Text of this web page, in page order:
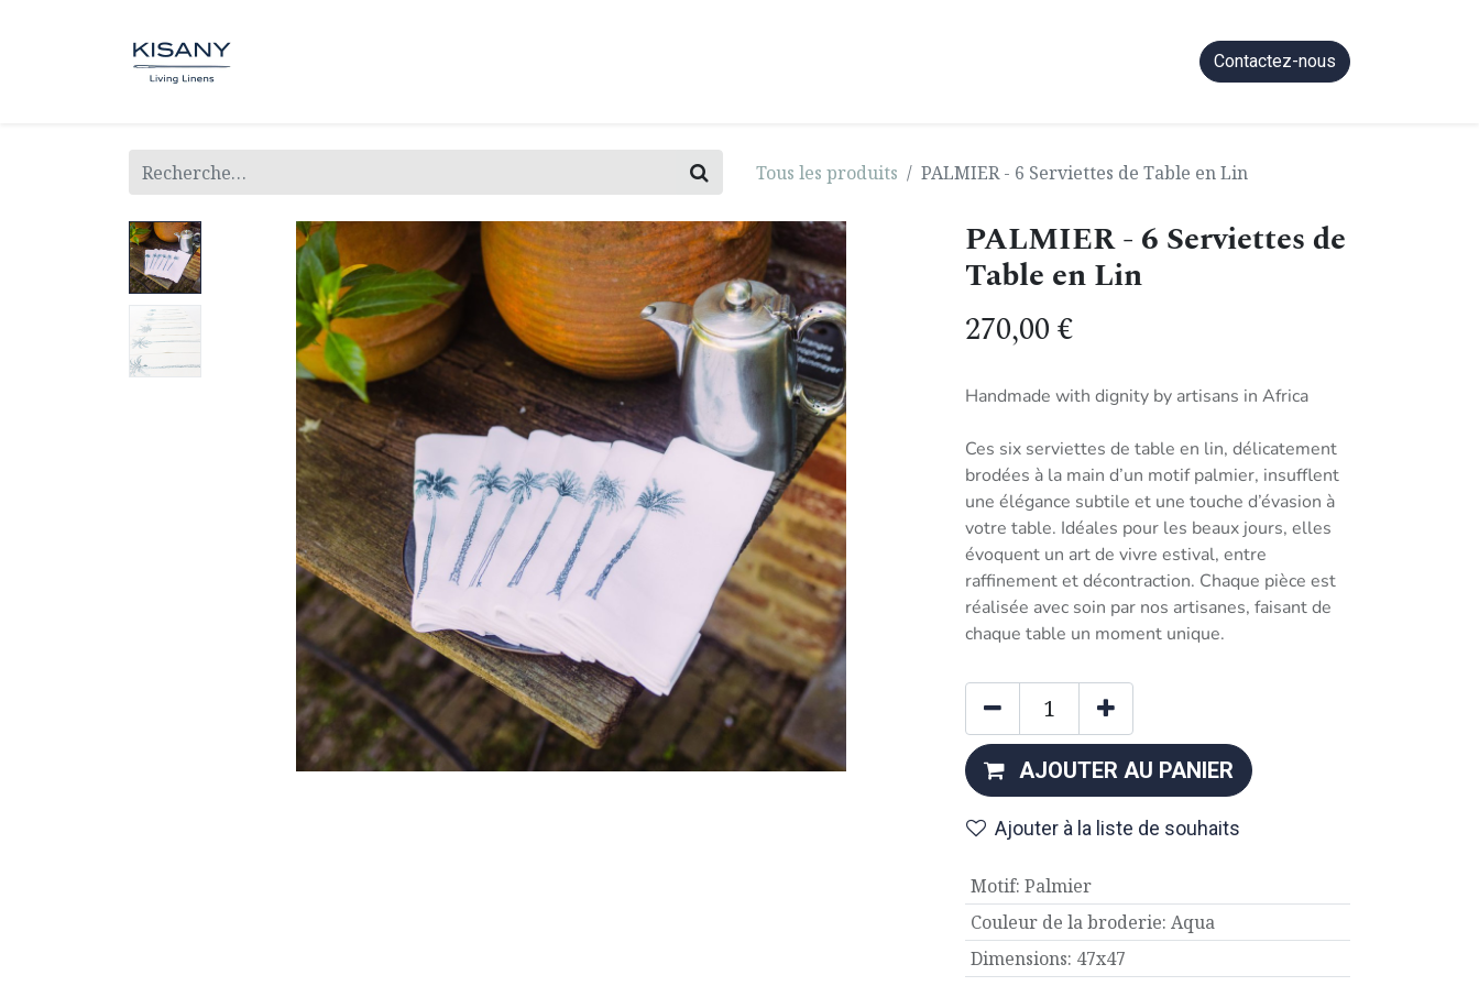
Contactez-nous
Tous les produits PALMIER - 6 Serviettes de Table en Lin
PALMIER - 6 Serviettes de
Table en Lin
270,00€
Handmade with dignity by artisans in Africa
Ces six serviettes de table en lin, délicatement
brodées à la main d’un motif palmier, insufflent
une élégance subtile et une touche d’évasion à
votre table. Idéales pour les beaux jours, elles
évoquent un art de vivre estival, entre
raffinement et décontraction. Chaque pièce est
réalisée avec soin par nos artisanes, faisant de
chaque table un moment unique.
AJOUTER AU PANIER
Ajouter à la liste de souhaits
Motif: Palmier
Couleur de la broderie: Aqua
Dimensions: 47x47